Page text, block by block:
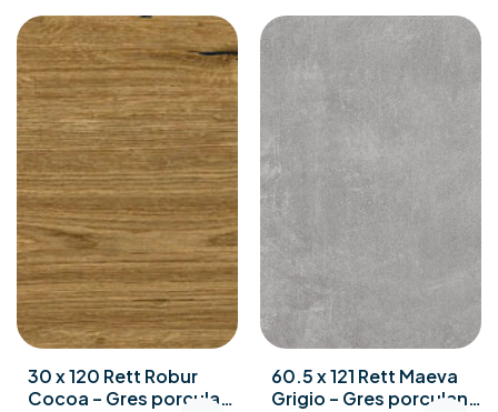
30 x 120 Rett Robur
Cocoa – Gres porculan
60.5 x 121 Rett Maeva
Grigio – Gres porculan